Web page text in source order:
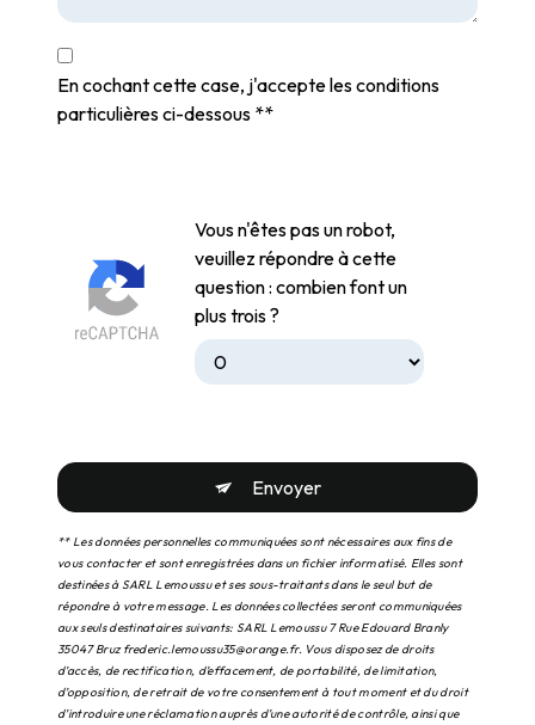
En cochant cette case, j'accepte les conditions
particulières ci-dessous **
Vous n'êtes pas un robot,
veuillez répondre à cette
question : combien font un
plus trois ?
Envoyer
** Les données personnelles communiquées sont nécessaires aux fins de
vous contacter et sont enregistrées dans un fichier informatisé. Elles sont
destinées à SARL Lemoussu et ses sous-traitants dans le seul but de
répondre à votre message. Les données collectées seront communiquées
aux seuls destinataires suivants: SARL Lemoussu 7 Rue Edouard Branly
35047 Bruz frederic.lemoussu35@orange.fr. Vous disposez de droits
d’accès, de rectification, d’effacement, de portabilité, de limitation,
d’opposition, de retrait de votre consentement à tout moment et du droit
d’introduire une réclamation auprès d’une autorité de contrôle, ainsi que